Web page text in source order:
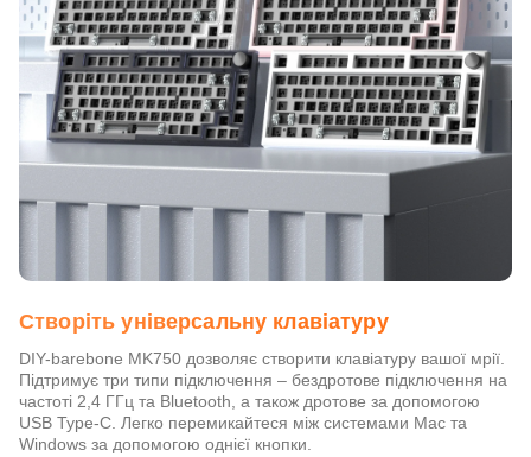
Створіть універсальну клавіатуру
DIY-barebone MK750 дозволяє створити клавіатуру вашої мрії.
Підтримує три типи підключення – бездротове підключення на
частоті 2,4 ГГц та Bluetooth, а також дротове за допомогою
USB Type-C. Легко перемикайтеся між системами Mac та
Windows за допомогою однієї кнопки.